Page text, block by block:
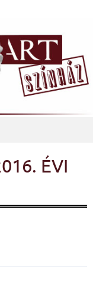
ÉVI